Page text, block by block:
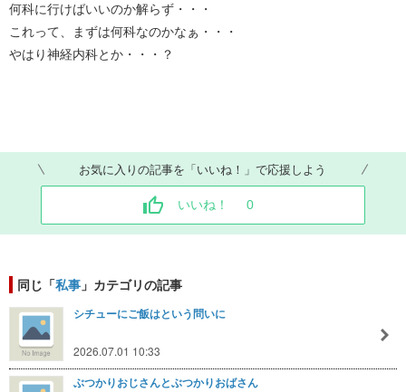
何科に行けばいいのか解らず・・・
これって、まずは何科なのかなぁ・・・
やはり神経内科とか・・・？
お気に入りの記事を「いいね！」で応援しよう
いいね！ 0
同じ「私事 」カテゴリの記事
シチューにご飯はという問いに
2026.07.01 10:33
ぶつかりおじさんとぶつかりおばさん